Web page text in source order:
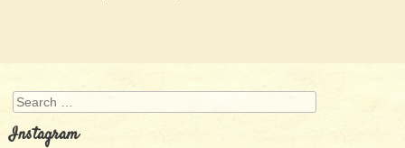
Post navigation
Search
Instagram